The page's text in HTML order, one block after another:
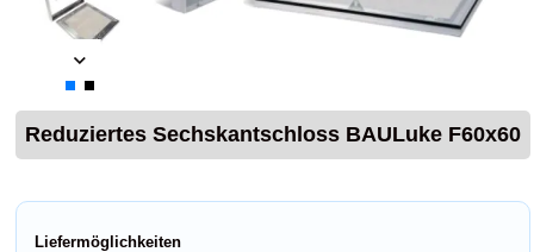
Reduziertes Sechskantschloss BAULuke F60x60
Liefermöglichkeiten